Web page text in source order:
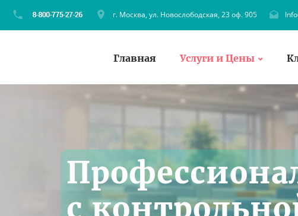
г. Москва, ул. Новослободская, 23 оф. 905
Главная Услуги и Цены
с